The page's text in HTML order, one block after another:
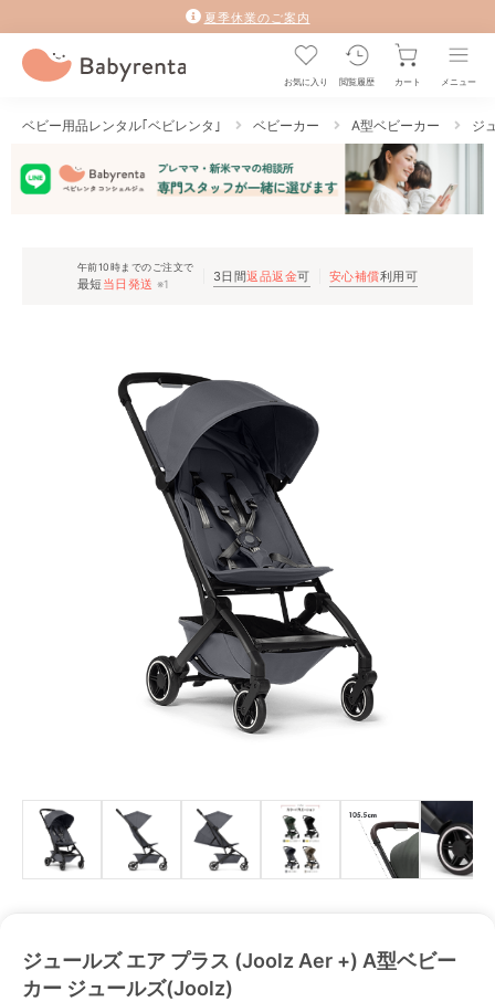
夏季休業のご案内
お気に入り 閲覧履歴 カート メニュー
ベビー用品レンタル｢ベビレンタ｣ ベビーカー A型ベビーカー ジ
午前10時までのご注文で
最短 当日発送 ※1 3日間返品返金可 安心補償利用可
ジュールズ エア プラス (Joolz Aer +) A型ベビー
カー ジュールズ(Joolz)